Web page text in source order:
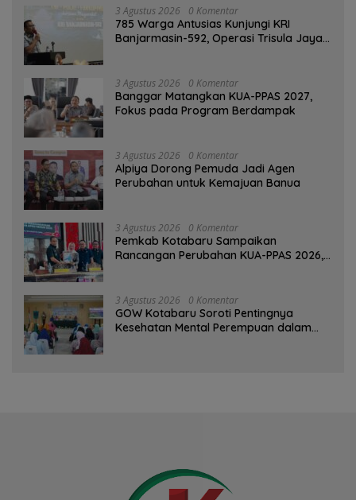
3 Agustus 2026 0 Komentar
785 Warga Antusias Kunjungi KRI
Banjarmasin-592, Operasi Trisula Jaya
3 Agustus 2026 0 Komentar
‎Banggar Matangkan KUA-PPAS 2027,
Fokus pada Program Berdampak
3 Agustus 2026 0 Komentar
‎Alpiya Dorong Pemuda Jadi Agen
Perubahan untuk Kemajuan Banua ‎
3 Agustus 2026 0 Komentar
Pemkab Kotabaru Sampaikan
Rancangan Perubahan KUA-PPAS 2026,
3 Agustus 2026 0 Komentar
GOW Kotabaru Soroti Pentingnya
Kesehatan Mental Perempuan dalam